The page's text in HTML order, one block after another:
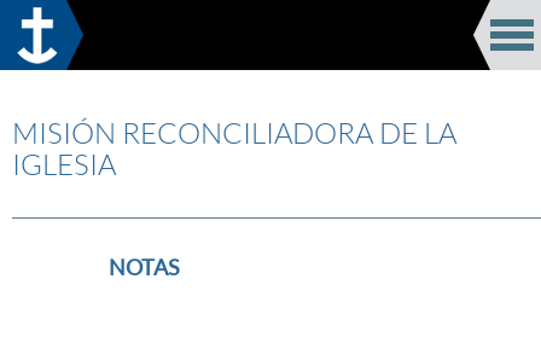
MISIÓN RECONCILIADORA DE LA
IGLESIA
NOTAS